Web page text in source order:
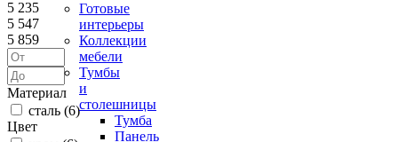
Готовые
интерьеры
Коллекции
мебели
Тумбы
и
столешницы
Тумба
Панель
5 235
5 547
5 859
Материал
сталь (6)
Цвет